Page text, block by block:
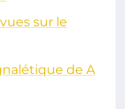
sur le
de A